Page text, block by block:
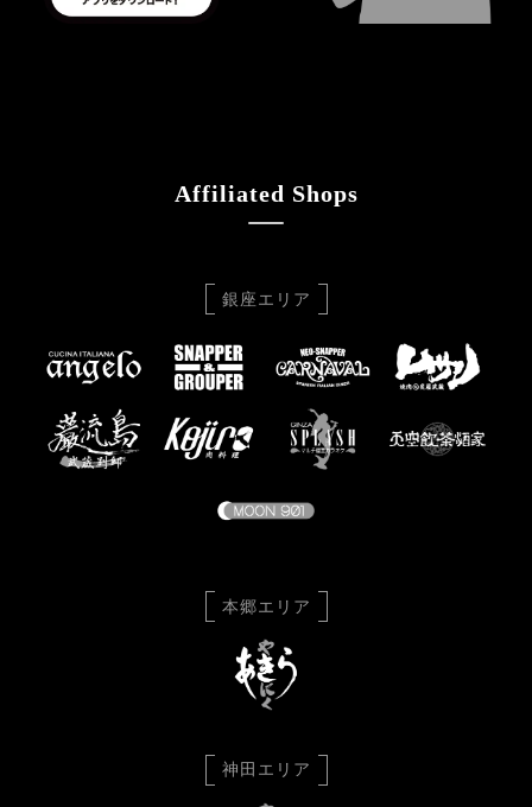
Affiliated Shops
銀座エリア
本郷エリア
神田エリア